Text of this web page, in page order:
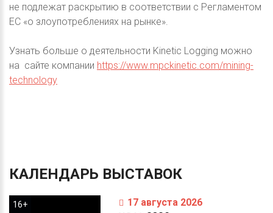
не подлежат раскрытию в соответствии с Регламентом
ЕС «о злоупотреблениях на рынке».
Узнать больше о деятельности Kinetic Logging можно
на сайте компании https://www.mpckinetic.com/mining-
technology
КАЛЕНДАРЬ ВЫСТАВОК
16+ 17 августа 2026